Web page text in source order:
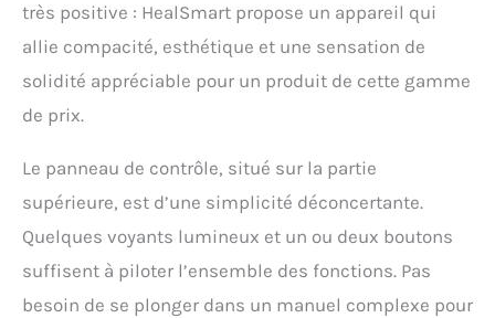
(moins de 1,2 L), d'appuyer
sur le bouton ON. Avec
lorsque le panier à glace
insuffisante, le voyant
lumineux s'allume, il
arrêtera la fabrication de
très positive : HealSmart propose un appareil qui
allie compacité, esthétique et une sensation de
solidité appréciable pour un produit de cette gamme
de prix.
Le panneau de contrôle, situé sur la partie
supérieure, est d’une simplicité déconcertante.
Quelques voyants lumineux et un ou deux boutons
suffisent à piloter l’ensemble des fonctions. Pas
besoin de se plonger dans un manuel complexe pour